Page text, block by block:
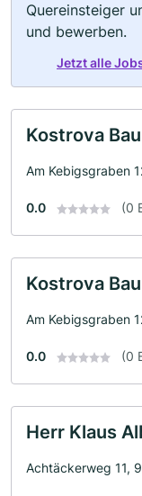
Quereinsteiger
und bewerben.
Jetzt alle
Kostrova
Am Kebigsgraben
0.0 (0
Kostrova
Am Kebigsgraben
0.0 (0
Herr Klaus
Achtäckerweg 11,